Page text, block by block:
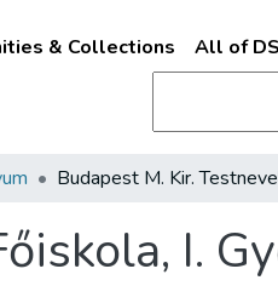
& Collections All of
I.